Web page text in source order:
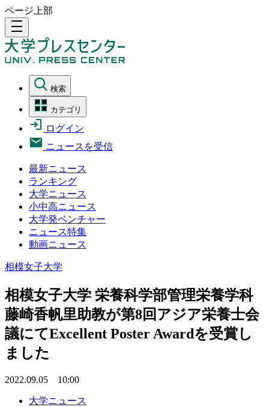
ページ上部
density_medium
検索
カテゴリ
ログイン
ニュースを受信
最新ニュース
ランキング
大学ニュース
小中高ニュース
大学発ベンチャー
ニュース特集
動画ニュース
相模女子大学
相模女子大学 栄養科学部管理栄養学科
藤崎香帆里助教が第8回アジア栄養士会
議にてExcellent Poster Awardを受賞し
ました
2022.09.05 10:00
大学ニュース